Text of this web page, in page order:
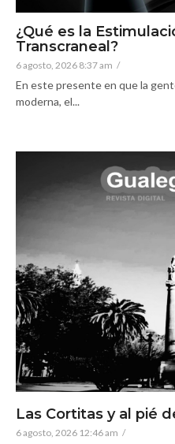
¿Qué es la
Transcraneal?
6 agosto, 2026 8:37 am /
En este presente en que la
moderna, el...
Las Cortitas y al pié
6 agosto, 2026 12:46 am /